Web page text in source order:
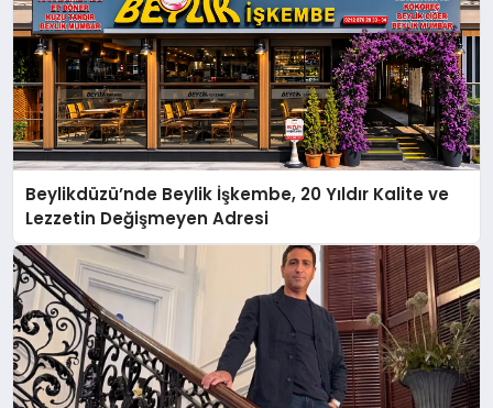
Beylikdüzü’nde Beylik İşkembe, 20 Yıldır Kalite ve
Lezzetin Değişmeyen Adresi